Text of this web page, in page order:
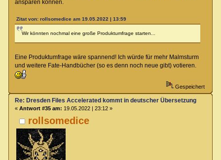
ansparen können.
Zitat von: rollsomedice am 19.05.2022 | 13:59
Wir könnten nochmal eine große Produktumfrage starten...
Eine Produktumfrage wäre spannend! Ich würde für mehr Malmsturm
und weitere Fate-Handbücher (so es denn noch neue gibt) votieren.
Gespeichert
rollsomedice
Re: Dresden Files Accelerated kommt in deutscher Übersetzung
« Antwort #35 am: 19.05.2022 | 23:12 »